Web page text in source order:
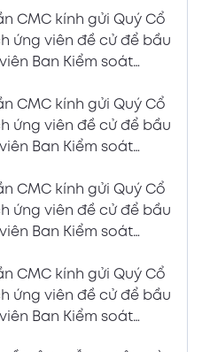
NIÊN NĂM 2024
và bầu bổ sung TV –
VÀ ĐƯỜNG DẪN TÀI
NIÊN NĂM 2024
NIÊN NĂM 2024
Xem PDF
CMC kính gửi Quý Cổ
ứng viên đề cử để bầu
Ban Kiểm soát
CMC kính gửi Quý Cổ
ứng viên đề cử để bầu
Ban Kiểm soát
CMC kính gửi Quý Cổ
ứng viên đề cử để bầu
Ban Kiểm soát
CMC kính gửi Quý Cổ
ứng viên đề cử để bầu
Ban Kiểm soát